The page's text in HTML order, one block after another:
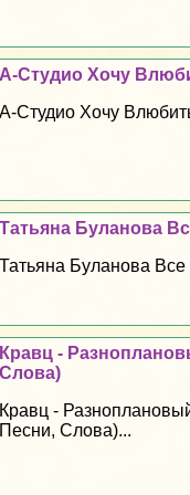
А-Студио Хочу
А-Студио Хочу
Татьяна Буланова
Татьяна Буланова
Кравц -
Слова)
Кравц -
Песни, Слова)...